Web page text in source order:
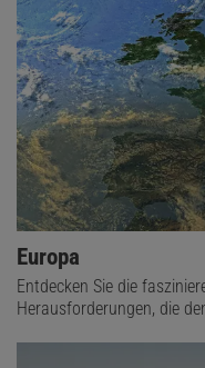
Europa
Entdecken Sie die
Herausforderungen, die